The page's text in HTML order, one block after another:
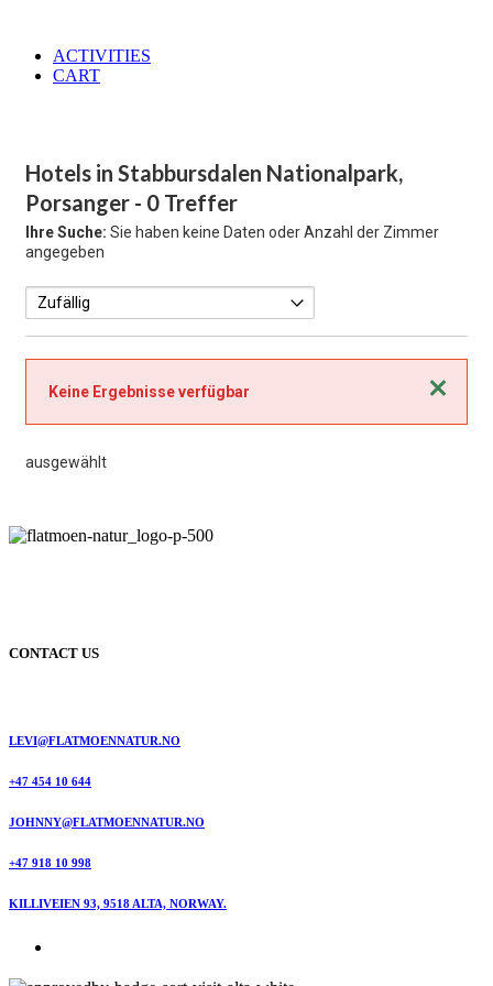
ACTIVITIES
CART
Hotels in Stabbursdalen Nationalpark,
Porsanger - 0 Treffer
Ihre Suche: Sie haben keine Daten oder Anzahl der Zimmer
angegeben
Schließen
Keine Ergebnisse verfügbar
ausgewählt
CONTACT US
LEVI@FLATMOENNATUR.NO
+47 454 10 644
JOHNNY@FLATMOENNATUR.NO
+47 918 10 998
KILLIVEIEN 93, 9518 ALTA, NORWAY.